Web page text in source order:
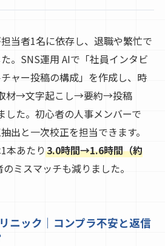
当者1名に依存し、退職や繁忙で
。SNS運用 AIで「社員インタビ
ャー投稿の構成」を作成し、時
材→文字起こし→要約→投稿
した。初心者の人事メンバーで
出と一次校正を担当できます。
本あたり 3.0時間→1.6時間（約
ミスマッチも減りました。
ニック｜コンプラ不安と返信